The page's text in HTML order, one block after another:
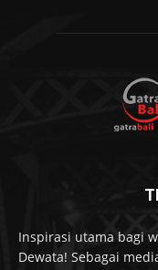
Inspirasi utama bagi
Dewata! Sebagai